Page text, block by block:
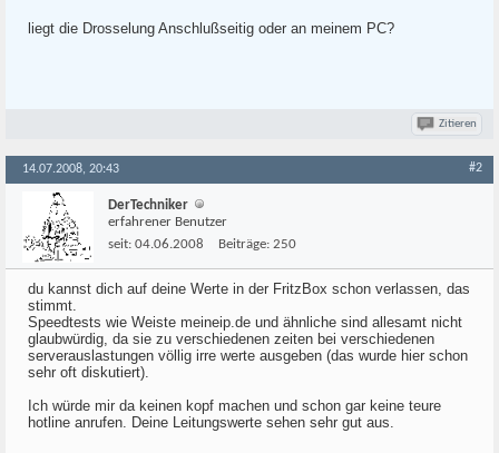
liegt die Drosselung Anschlußseitig oder an meinem PC?
Zitieren
14.07.2008, 20:43 #2
DerTechniker
erfahrener Benutzer
seit: 04.06.2008 Beiträge: 250
du kannst dich auf deine Werte in der FritzBox schon verlassen, das
stimmt.
Speedtests wie Weiste meineip.de und ähnliche sind allesamt nicht
glaubwürdig, da sie zu verschiedenen zeiten bei verschiedenen
serverauslastungen völlig irre werte ausgeben (das wurde hier schon
sehr oft diskutiert).
Ich würde mir da keinen kopf machen und schon gar keine teure
hotline anrufen. Deine Leitungswerte sehen sehr gut aus.